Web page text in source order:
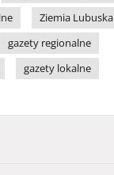
Ziemia Lubuska
gazety regionalne
gazety lokalne